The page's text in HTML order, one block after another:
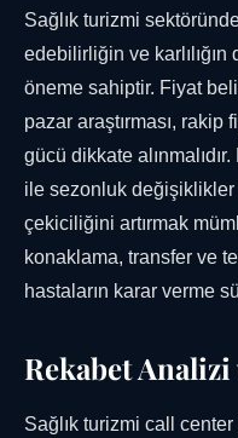
Sağlık turizmi
edebilirliğin ve
öneme sahiptir. Fiyat
pazar araştırması, rakip
gücü dikkate
ile sezonluk değişiklikler
çekiciliğini artırmak
konaklama, transfer ve
hastaların karar verme
Rekabet
Sağlık turizmi call